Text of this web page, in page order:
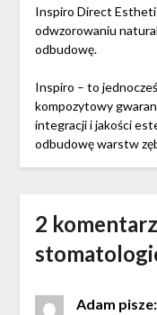
Inspiro Direct
odwzorowaniu
odbudowę.
Inspiro – to
kompozytowy
integracji i jakości
odbudowę warstw
2
Adam pisze: